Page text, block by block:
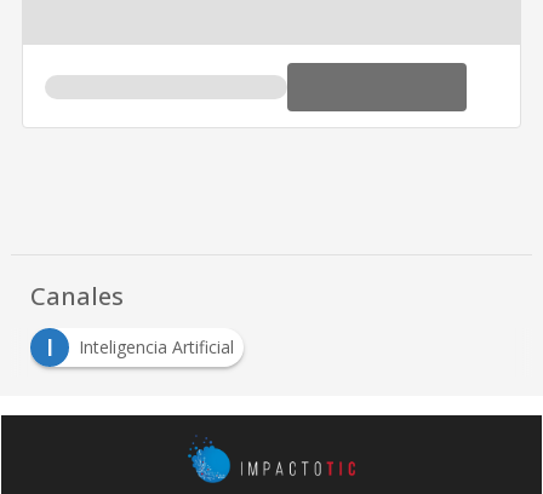
Canales
I
Inteligencia Artificial